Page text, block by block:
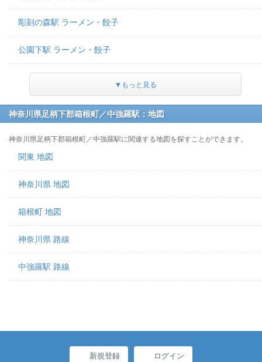
彫刻の森駅 ラーメン・餃子
公園下駅 ラーメン・餃子
▼もっと見る
神奈川県足柄下郡箱根町／中強羅駅：地図
神奈川県足柄下郡箱根町／中強羅駅に関連する地図を探すことができます。
関東 地図
神奈川県 地図
箱根町 地図
神奈川県 路線
中強羅駅 路線
新規登録 ログイン